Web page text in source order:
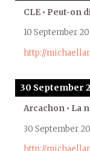
CLE • Peut-on
10 September
http://
30 September
Arcachon • La
30 September